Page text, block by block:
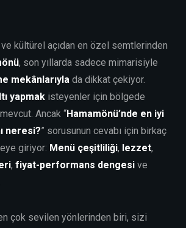
ve kültürel açıdan en özel semtlerinden
, son yıllarda sadece mimarisiyle
mekânlarıyla da dikkat çekiyor.
yapmak isteyenler için bölgede
Ancak “Hamamönü’nde en iyi
neresi?” sorusunun cevabı için birkaç
giriyor: Menü çeşitliliği, lezzet,
, fiyat-performans dengesi ve
çok sevilen yönlerinden biri, sizi